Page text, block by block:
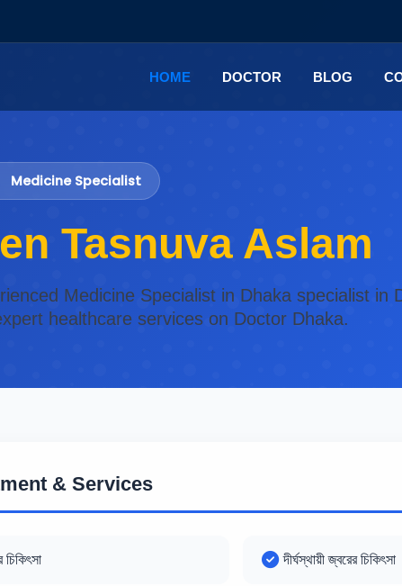
HOME DOCTOR BLOG
Medicine Specialist
Tasnuva Aslam
Medicine Specialist in Dhaka specialist in
healthcare services on Doctor Dhaka.
& Services
দীর্ঘস্থায়ী জ্বরের চিকিৎসা